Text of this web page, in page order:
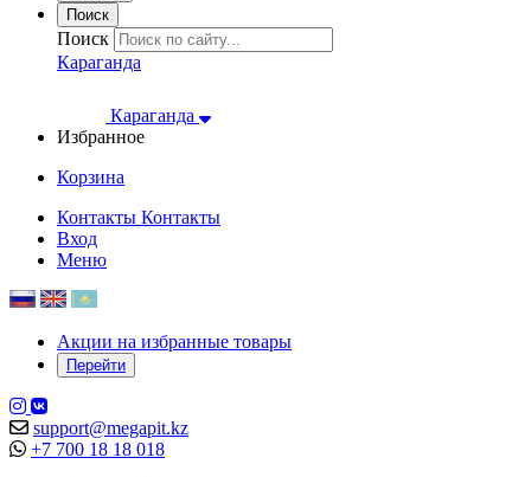
Поиск
Поиск
Караганда
Караганда
Избранное
Корзина
Контакты Контакты
Вход
Меню
Акции на избранные товары
Перейти
support@megapit.kz
+7 700 18 18 018